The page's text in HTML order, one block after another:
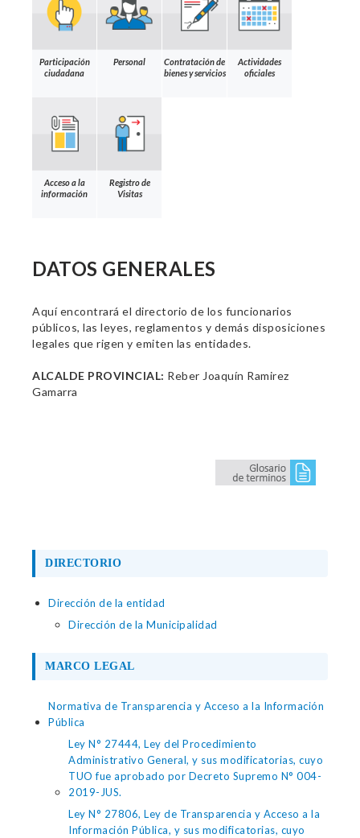
Participación
ciudadana
Personal
Contratación de
bienes y servicios
Actividades
oficiales
Acceso a la
información
Registro de
Visitas
DATOS GENERALES
Aquí encontrará el directorio de los funcionarios
públicos, las leyes, reglamentos y demás disposiciones
legales que rigen y emiten las entidades.
ALCALDE PROVINCIAL: Reber Joaquín Ramirez
Gamarra
DIRECTORIO
Dirección de la entidad
Dirección de la Municipalidad
MARCO LEGAL
Normativa de Transparencia y Acceso a la Información
Pública
Ley N° 27444, Ley del Procedimiento
Administrativo General, y sus modificatorias, cuyo
TUO fue aprobado por Decreto Supremo N° 004-
2019-JUS.
Ley N° 27806, Ley de Transparencia y Acceso a la
Información Pública, y sus modificatorias, cuyo